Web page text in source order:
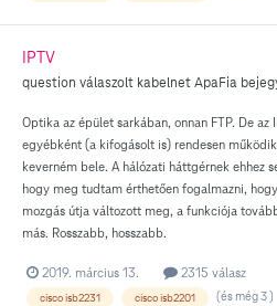
IPTV
question válaszolt kabelnetApaFia
Optika az épület sarkában, onnan FTP. De
egyébként (a kifogásolt is) rendesen
keverném bele. A hálózati háttgérnek ehhez
hogy meg tudtam érthetően fogalmazni,
mozgás útja változott meg, a funkciója
más. Rosszabb, hosszabb.
2019. március 13. 2315 válasz
cisco isb2231 cisco isb2201 (és még 3 )